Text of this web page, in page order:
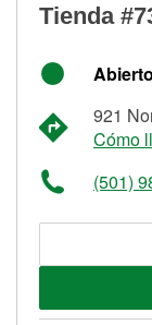
Tienda
921
Cómo
(501)